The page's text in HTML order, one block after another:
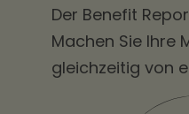
Der Benefit
Machen Sie Ihre
gleichzeitig von